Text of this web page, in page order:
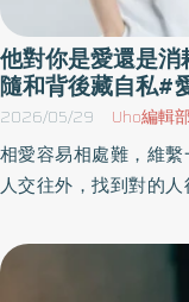
他對你是愛還是消
隨和背後藏自私#
2026/05/29 Uho編輯部
相愛容易相處難，維
人交往外，找到對的
疲憊，這種表面隨和
健康網》特摘北醫代